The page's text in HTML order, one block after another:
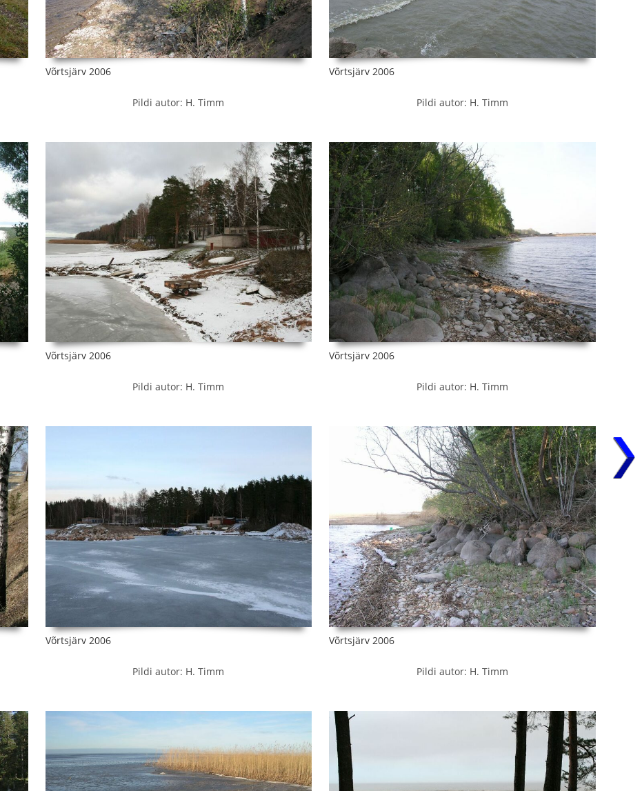
Võrtsjärv 2006
Pildi autor: H. Timm
Võrtsjärv 2006
Pildi autor: H. Timm
Võrtsjärv 2006
Pildi autor: H. Timm
Võrtsjärv 2006
Pildi autor: H. Timm
Võrtsjärv 2006
Pildi autor: H. Timm
Võrtsjärv 2006
Pildi autor: H. Timm